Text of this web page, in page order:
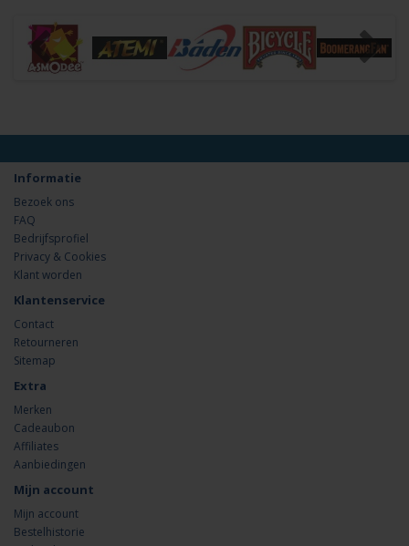
Informatie
Bezoek ons
FAQ
Bedrijfsprofiel
Privacy & Cookies
Klant worden
Klantenservice
Contact
Retourneren
Sitemap
Extra
Merken
Cadeaubon
Affiliates
Aanbiedingen
Mijn account
Mijn account
Bestelhistorie